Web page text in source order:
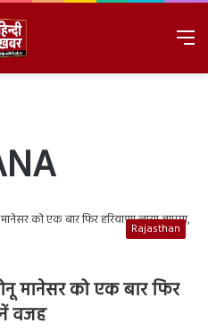
Rajasthan
मानेसर को एक बार फिर
वजह